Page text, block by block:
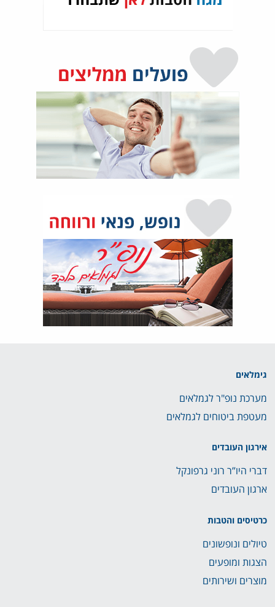
גימלאים
מערכת נופ"ר לגמלאים
מעטפת ביטוחים לגמלאים
אירגון העובדים
דברי היו”ר רוני גרפונקל
ארגון העובדים
כרטיסים והטבות
טיולים ונופשונים
הצגות ומופעים
מוצרים ושירותים